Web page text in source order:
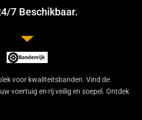
7 Beschikbaar.
voor kwaliteitsbanden. Vind de
voertuig en rij veilig en soepel. Ontdek